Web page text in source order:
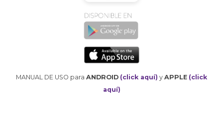
MANUAL DE USO para ANDROID (click aquí) y APPLE (click
aquí)